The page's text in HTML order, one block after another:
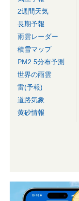
2週間天気
長期予報
雨雲レーダー
積雪マップ
PM2.5分布予測
世界の雨雲
雷(予報)
道路気象
黄砂情報